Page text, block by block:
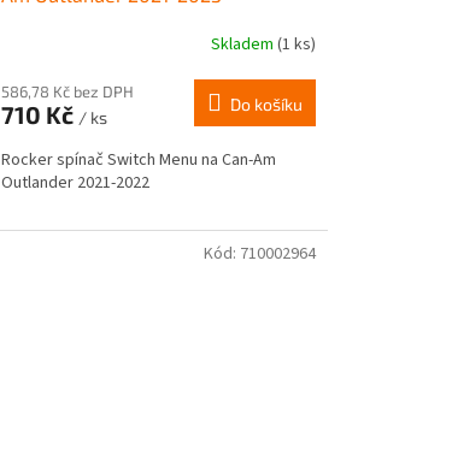
Skladem (1 ks)
586,78 Kč bez DPH
710 Kč / ks
Do košíku
Rocker spínač Switch Menu na Can-Am
Outlander 2021-2022
Kód: 710002964